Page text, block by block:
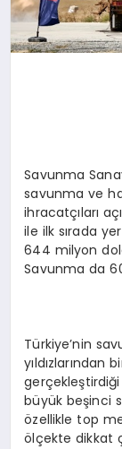
Savunma
savunma ve
ihracatçıları
ile ilk sırada
644 milyon
Savunma da
Türkiye’nin
yıldızlarından
büyük beşinci
özellikle top
ölçekte dikkat